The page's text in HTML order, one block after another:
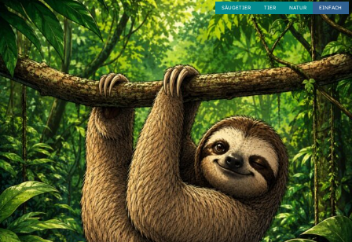
EINFACH
NATUR
TIER
SÄUGETIER